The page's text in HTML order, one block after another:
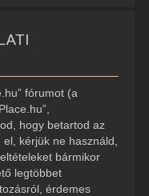
fórumot (a
hogy betartod az
kérjük ne használd,
bármikor
legtöbbet
érdemes